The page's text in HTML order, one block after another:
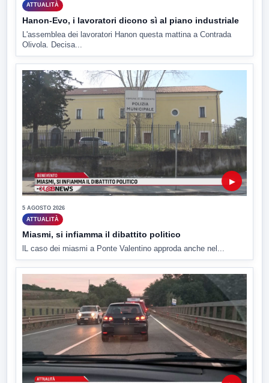
ATTUALITÀ
Hanon-Evo, i lavoratori dicono sì al piano industriale
L'assemblea dei lavoratori Hanon questa mattina a Contrada
Olivola. Decisa...
▶
5 AGOSTO 2026
ATTUALITÀ
Miasmi, si infiamma il dibattito politico
lL caso dei miasmi a Ponte Valentino approda anche nel...